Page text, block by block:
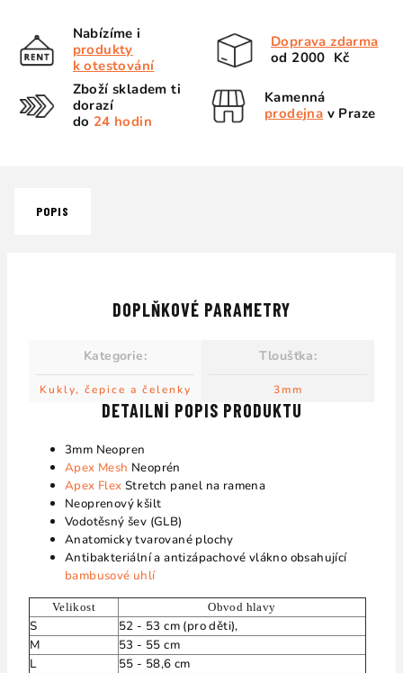
Nabízíme i
produkty
k otestování
Doprava zdarma
od 2000 Kč
Zboží skladem ti
dorazí
do 24 hodin
Kamenná
prodejna v Praze
POPIS
DETAILNÍ POPIS PRODUKTU
3mm Neopren
Apex Mesh Neoprén
Apex Flex Stretch panel na ramena
Neoprenový kšilt
Vodotěsný šev (GLB)
Anatomicky tvarované plochy
Antibakteriální a antizápachové vlákno obsahující
bambusové uhlí
Velikost Obvod hlavy
S
52 - 53 cm (pro děti),
M
53 - 55 cm
L
55 - 58,6 cm
DOPLŇKOVÉ PARAMETRY
Kategorie:
Kukly, čepice a čelenky
Tloušťka:
3mm